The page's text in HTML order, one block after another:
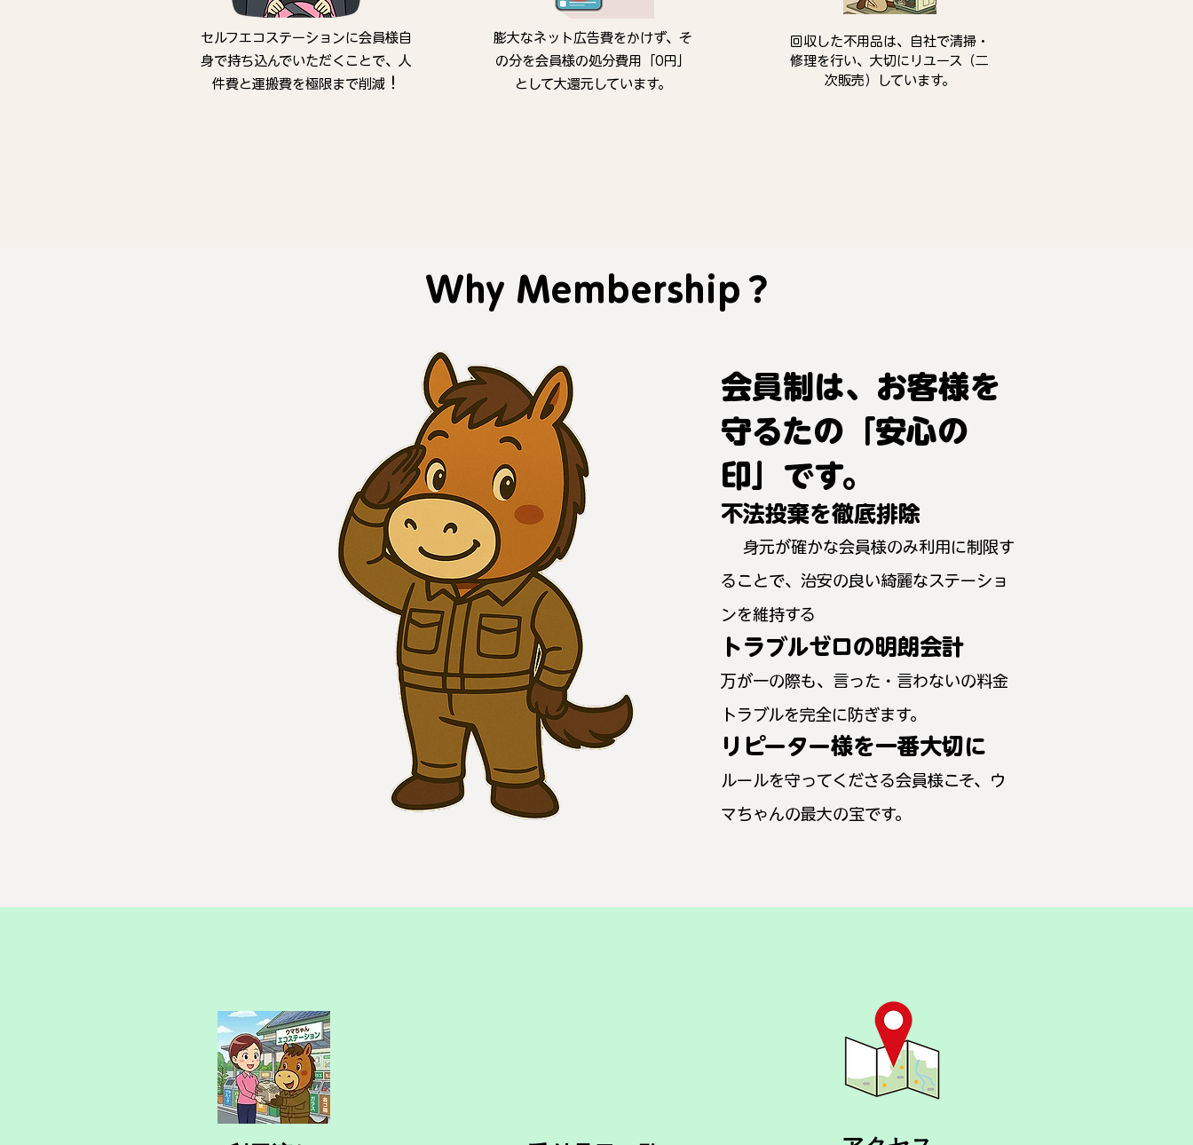
セルフエコステーションに会員様自
身で持ち込んでいただくことで、人
件費と運搬費を極限まで削減 ！
膨大なネット広告費をかけず、そ
の分を会員様の処分費用「0円」
として大還元しています。
回収した不用品は、自社で清掃・
修理を行い、大切にリユース（二
次販売）しています。
Why Membership？
会員制は、お客様を
守るたの「安心の
印」です。
不法投棄を徹底排除
身元が確かな会員様のみ利用に制限す
ることで、治安の良い綺麗なステーショ
ンを維持する
トラブルゼロの明朗会計
万が一の際も、言った・言わないの料金
トラブルを完全に防ぎます。
リピーター様を一番大切に
ルールを守ってくださる会員様こそ、ウ
マちゃんの最大の宝です。